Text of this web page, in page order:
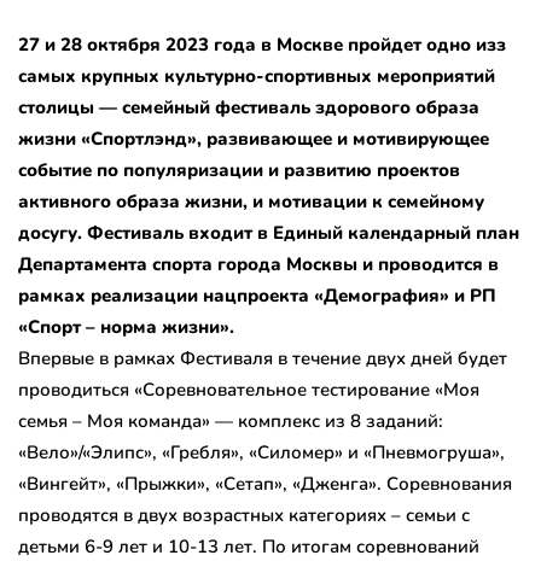
27 и 28 октября 2023 года в Москве пройдет одно изз
самых крупных культурно-спортивных мероприятий
столицы — семейный фестиваль здорового образа
жизни «Спортлэнд», развивающее и мотивирующее
событие по популяризации и развитию проектов
активного образа жизни, и мотивации к семейному
досугу. Фестиваль входит в Единый календарный план
Департамента спорта города Москвы и проводится в
рамках реализации нацпроекта «Демография» и РП
«Спорт – норма жизни».
Впервые в рамках Фестиваля в течение двух дней будет
проводиться «Соревновательное тестирование «Моя
семья – Моя команда» — комплекс из 8 заданий:
«Вело»/«Элипс», «Гребля», «Силомер» и «Пневмогруша»,
«Вингейт», «Прыжки», «Сетап», «Дженга». Соревнования
проводятся в двух возрастных категориях – семьи с
детьми 6-9 лет и 10-13 лет. По итогам соревнований